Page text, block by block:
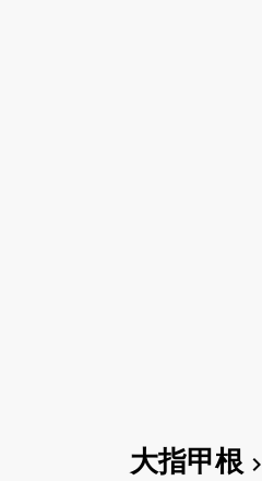
大指甲根chevron_right